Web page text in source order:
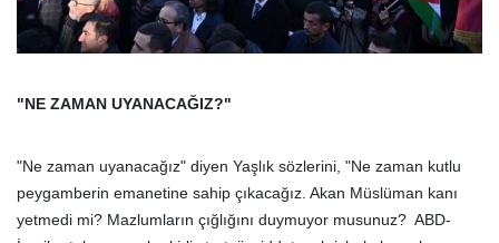
"NE ZAMAN UYANACAĞIZ?"
"Ne zaman uyanacağız" diyen Yaşlık sözlerini, "Ne zaman kutlu
peygamberin emanetine sahip çıkacağız. Akan Müslüman kanı
yetmedi mi? Mazlumların çığlığını duymuyor musunuz? ABD-